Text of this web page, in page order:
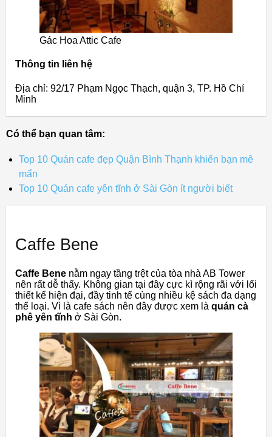
Gác Hoa Attic Cafe
Thông tin liên hệ
Địa chỉ: 92/17 Phạm Ngọc Thạch, quận 3, TP. Hồ Chí
Minh
Có thể bạn quan tâm:
Top 10 Quán cafe đẹp Quận Bình Thạnh khiến bạn mê
mẩn
Top 10 Quán cafe yên tĩnh ở Sài Gòn ít người biết
Caffe Bene
Caffe Bene nằm ngay tầng trệt của tòa nhà AB Tower
nên rất dễ thấy. Không gian tại đây cực kì rộng rãi với lối
thiết kế hiện đại, đầy tinh tế cùng nhiều kệ sách đa dạng
thể loại. Vì là cafe sách nên đây được xem là quán cà
phê yên tĩnh ở Sài Gòn.